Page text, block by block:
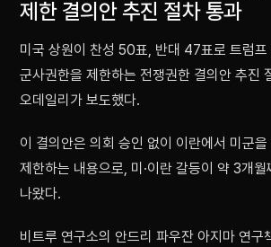
제한 결의안 추진 절차 통과
미국 상원이 찬성 50표, 반대 47표로 트럼프
군사권한을 제한하는 전쟁권한 결의안 추진
오데일리가 보도했다.
이 결의안은 의회 승인 없이 이란에서 미군
제한하는 내용으로, 미·이란 갈등이 약 3개월
나왔다.
비트루 연구소의 안드리 파우잔 아지마 연구